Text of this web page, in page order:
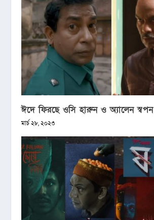
ঈদে ফিরছে ওসি হারুন ও অ্যালেন স্বপন
মার্চ ২৮, ২০২৩